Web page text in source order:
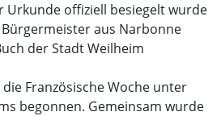
Urkunde offiziell besiegelt wurde
aus Narbonne
der Stadt Weilheim
Französische Woche unter
begonnen. Gemeinsam wurde